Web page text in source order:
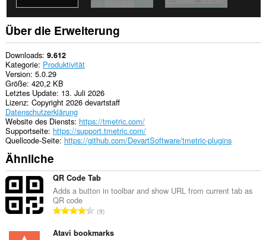
This
extension
can
create
rich
notifications
and
display
them
to
you
in
the
system
tray.
Diese
Erweiterung
kann
auf
Ihre
Tabs
und
zugreifen.
Über die Erweiterung
Downloads 9.612
Kategorie Produktivität
Version 5.0.29
Größe 420,2 KB
Letztes Update 13. Juli 2026
Lizenz Copyright 2026 devartstaff
Datenschutzerklärung
Website des Diensts https://tmetric.com/
Supportseite https://support.tmetric.com/
Quellcode-Seite https://github.com/DevartSoftware/tmetric-plugins
Ähnliche
QR Code Tab
Adds a button in toolbar and show URL from current tab as
QR code
G
s
9
Atavi bookmarks